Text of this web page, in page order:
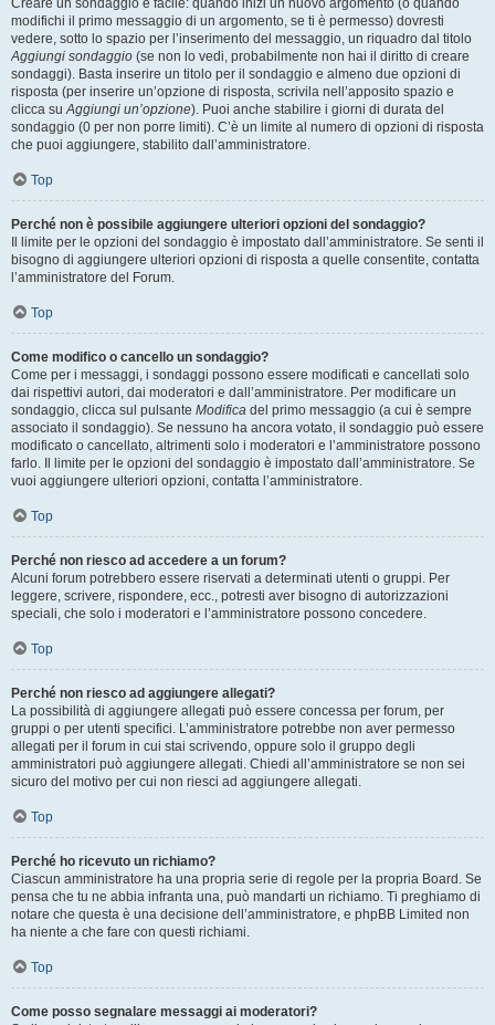
Creare un sondaggio è facile: quando inizi un nuovo argomento (o quando
modifichi il primo messaggio di un argomento, se ti è permesso) dovresti
vedere, sotto lo spazio per l’inserimento del messaggio, un riquadro dal titolo
Aggiungi sondaggio (se non lo vedi, probabilmente non hai il diritto di creare
sondaggi). Basta inserire un titolo per il sondaggio e almeno due opzioni di
risposta (per inserire un’opzione di risposta, scrivila nell’apposito spazio e
clicca suAggiungi un’opzione). Puoi anche stabilire i giorni di durata del
sondaggio (0 per non porre limiti). C’è un limite al numero di opzioni di risposta
che puoi aggiungere, stabilito dall’amministratore.
Top
Perché non è possibile aggiungere ulteriori opzioni del sondaggio?
Il limite per le opzioni del sondaggio è impostato dall’amministratore. Se senti il
bisogno di aggiungere ulteriori opzioni di risposta a quelle consentite, contatta
l’amministratore del Forum.
Top
Come modifico o cancello un sondaggio?
Come per i messaggi, i sondaggi possono essere modificati e cancellati solo
dai rispettivi autori, dai moderatori e dall’amministratore. Per modificare un
sondaggio, clicca sul pulsante Modifica del primo messaggio (a cui è sempre
associato il sondaggio). Se nessuno ha ancora votato, il sondaggio può essere
modificato o cancellato, altrimenti solo i moderatori e l’amministratore possono
farlo. Il limite per le opzioni del sondaggio è impostato dall’amministratore. Se
vuoi aggiungere ulteriori opzioni, contatta l’amministratore.
Top
Perché non riesco ad accedere a un forum?
Alcuni forum potrebbero essere riservati a determinati utenti o gruppi. Per
leggere, scrivere, rispondere, ecc., potresti aver bisogno di autorizzazioni
speciali, che solo i moderatori e l’amministratore possono concedere.
Top
Perché non riesco ad aggiungere allegati?
La possibilità di aggiungere allegati può essere concessa per forum, per
gruppi o per utenti specifici. L’amministratore potrebbe non aver permesso
allegati per il forum in cui stai scrivendo, oppure solo il gruppo degli
amministratori può aggiungere allegati. Chiedi all’amministratore se non sei
sicuro del motivo per cui non riesci ad aggiungere allegati.
Top
Perché ho ricevuto un richiamo?
Ciascun amministratore ha una propria serie di regole per la propria Board. Se
pensa che tu ne abbia infranta una, può mandarti un richiamo. Ti preghiamo di
notare che questa è una decisione dell’amministratore, e phpBB Limited non
ha niente a che fare con questi richiami.
Top
Come posso segnalare messaggi ai moderatori?